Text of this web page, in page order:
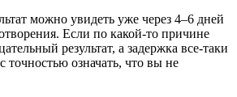
можно увидеть уже через 4–6 дней
Если по какой-то причине
результат, а задержка все-таки
точностью означать, что вы не